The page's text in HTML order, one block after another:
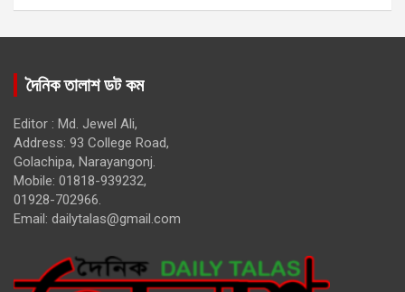
দৈনিক তালাশ ডট কম
Editor : Md. Jewel Ali,
Address: 93 College Road,
Golachipa, Narayangonj.
Mobile: 01818-939232,
01928-702966.
Email: dailytalas@gmail.com